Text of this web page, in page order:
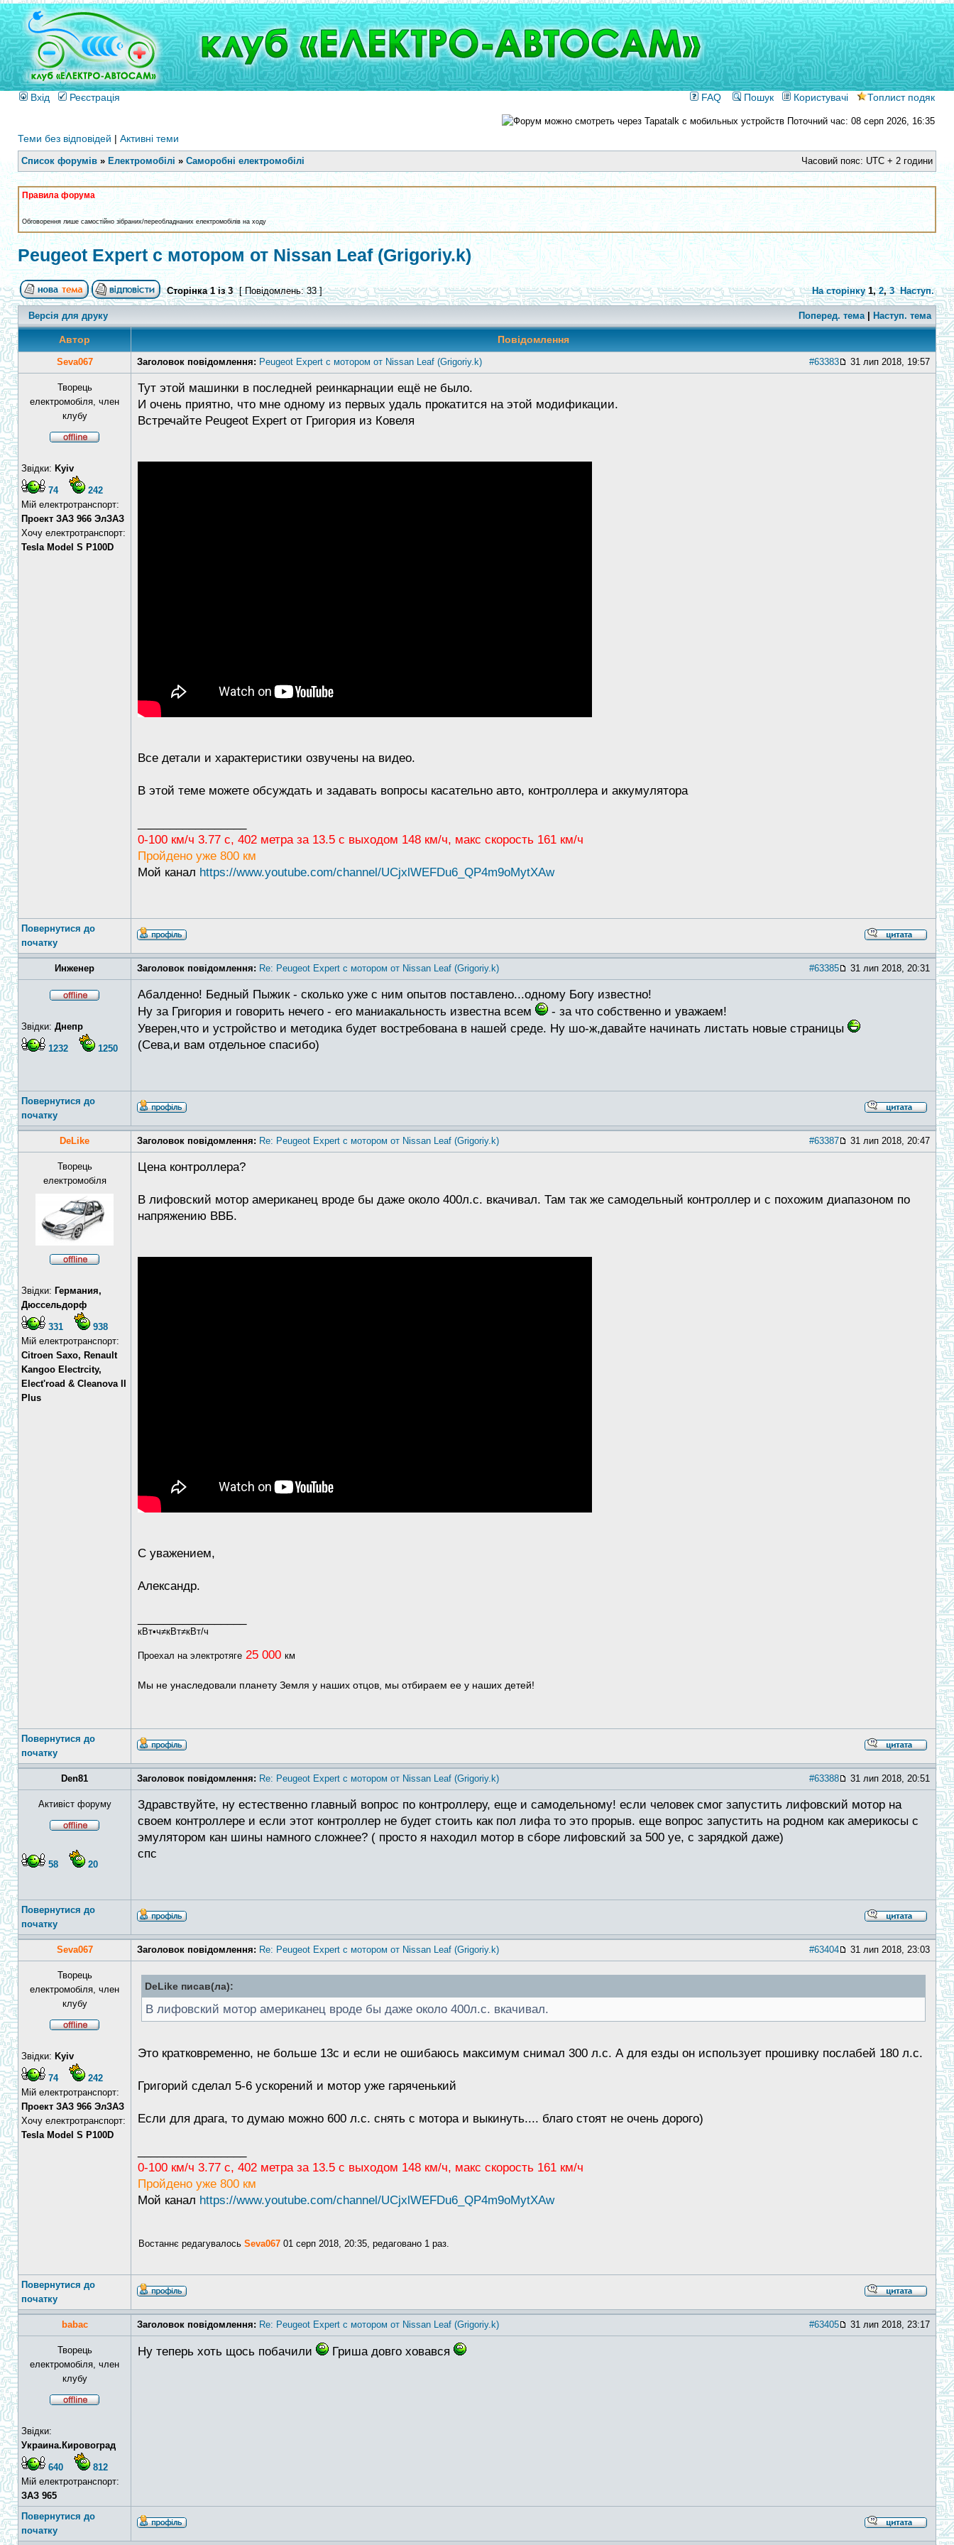
Вхід Реєстрація FAQ Пошук Користувачі Топлист подяк
Поточний час: 08 серп 2026, 16:35
Теми без відповідей | Активні теми
Список форумів » Електромобілі » Саморобні електромобілі Часовий пояс: UTC + 2 години
Правила форума
Обговорення лише самостійно зібраних/переобладнаних електромобілів на ходу
Peugeot Expert с мотором от Nissan Leaf (Grigoriy.k)
Сторінка1із3 [ Повідомлень: 33 ] На сторінку 1,2,3 Наступ.
Версія для друку Поперед. тема| Наступ. тема
Автор Повідомлення
Seva067 Заголовок повідомлення: Peugeot Expert с мотором от Nissan Leaf (Grigoriy.k) #63383 31 лип 2018, 19:57
Творець
електромобіля, член
клубу
Звідки: Kyiv
74
242
Мій електротранспорт:
Проект ЗАЗ 966 ЭлЗАЗ
Хочу електротранспорт:
Tesla Model S P100D
Тут этой машинки в последней реинкарнации ещё не было.
И очень приятно, что мне одному из первых удаль прокатится на этой модификации.
Встречайте Peugeot Expert от Григория из Ковеля
Все детали и характеристики озвучены на видео.
В этой теме можете обсуждать и задавать вопросы касательно авто, контроллера и аккумулятора
0-100 км/ч 3.77 с, 402 метра за 13.5 с выходом 148 км/ч, макс скорость 161 км/ч
Пройдено уже 800 км
Мой канал https://www.youtube.com/channel/UCjxlWEFDu6_QP4m9oMytXAw
Повернутися до
початку
Инженер Заголовок повідомлення: Re: Peugeot Expert с мотором от Nissan Leaf (Grigoriy.k) #63385 31 лип 2018, 20:31
Звідки: Днепр
1232 1250
Абалденно! Бедный Пыжик - сколько уже с ним опытов поставлено...одному Богу известно!
Ну за Григория и говорить нечего - его маниакальность известна всем
- за что собственно и уважаем!
Уверен,что и устройство и методика будет востребована в нашей среде. Ну шо-ж,давайте начинать листать новые страницы
(Сева,и вам отдельное спасибо)
Повернутися до
початку
DeLike Заголовок повідомлення: Re: Peugeot Expert с мотором от Nissan Leaf (Grigoriy.k) #63387 31 лип 2018, 20:47
Творець
електромобіля
Звідки: Германия,
Дюссельдорф
331
938
Мій електротранспорт:
Citroen Saxo, Renault
Kangoo Electrcity,
Elect'road & Cleanova II
Plus
Цена контроллера?
В лифовский мотор американец вроде бы даже около 400л.с. вкачивал. Там так же самодельный контроллер и с похожим диапазоном по
напряжению ВВБ.
С уважением,
Александр.
кВт•ч≠кВт≠кВт/ч
Проехал на электротяге 25 000 км
Мы не унаследовали планету Земля у наших отцов, мы отбираем ее у наших детей!
Повернутися до
початку
Den81 Заголовок повідомлення: Re: Peugeot Expert с мотором от Nissan Leaf (Grigoriy.k) #63388 31 лип 2018, 20:51
Активіст форуму
58 20
Здравствуйте, ну естественно главный вопрос по контроллеру, еще и самодельному! если человек смог запустить лифовский мотор на
своем контроллере и если этот контроллер не будет стоить как пол лифа то это прорыв. еще вопрос запустить на родном как америкосы с
эмулятором кан шины намного сложнее? ( просто я находил мотор в сборе лифовский за 500 уе, с зарядкой даже)
спс
Повернутися до
початку
Seva067 Заголовок повідомлення: Re: Peugeot Expert с мотором от Nissan Leaf (Grigoriy.k) #63404 31 лип 2018, 23:03
Творець
електромобіля, член
клубу
Звідки: Kyiv
74
242
Мій електротранспорт:
Проект ЗАЗ 966 ЭлЗАЗ
Хочу електротранспорт:
Tesla Model S P100D
DeLike писав(ла):
В лифовский мотор американец вроде бы даже около 400л.с. вкачивал.
Это кратковременно, не больше 13с и если не ошибаюсь максимум снимал 300 л.с. А для езды он использует прошивку послабей 180 л.с.
Григорий сделал 5-6 ускорений и мотор уже гаряченький
Если для драга, то думаю можно 600 л.с. снять с мотора и выкинуть.... благо стоят не очень дорого)
0-100 км/ч 3.77 с, 402 метра за 13.5 с выходом 148 км/ч, макс скорость 161 км/ч
Пройдено уже 800 км
Мой канал https://www.youtube.com/channel/UCjxlWEFDu6_QP4m9oMytXAw
Востаннє редагувалось Seva067 01 серп 2018, 20:35, редаговано 1 раз.
Повернутися до
початку
babac Заголовок повідомлення: Re: Peugeot Expert с мотором от Nissan Leaf (Grigoriy.k) #63405 31 лип 2018, 23:17
Творець
електромобіля, член
клубу
Звідки:
Украина.Кировоград
640
812
Мій електротранспорт:
ЗАЗ 965
Ну теперь хоть щось побачили Гриша довго ховався
Повернутися до
початку